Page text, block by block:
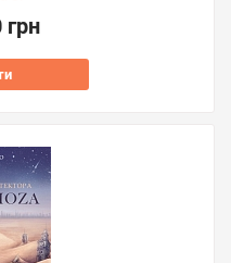
грн